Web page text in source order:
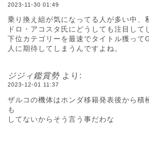
2023-11-30 01:49
乗り換え組が気になってる人が多い中、
ドロ・アコスタ氏にどうしても注目して
下位カテゴリーを最速でタイトル獲って
人に期待してしまうんですよね。
ジジィ鑑賞勢 より:
2023-12-01 11:37
ザルコの機体はホンダ移籍発表後から積
も
してないからそう言う事だわな